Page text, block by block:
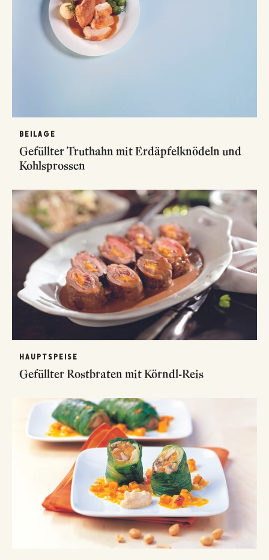
BEILAGE
Gefüllter Truthahn mit Erdäpfelknödeln und
Kohlsprossen
HAUPTSPEISE
Gefüllter Rostbraten mit Körndl-Reis